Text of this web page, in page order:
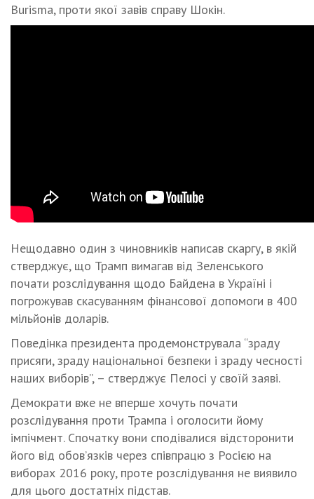
Burisma, проти якої завів справу Шокін.
Нещодавно один з чиновників написав скаргу, в якій
стверджує, що Трамп вимагав від Зеленського
почати розслідування щодо Байдена в Україні і
погрожував скасуванням фінансової допомоги в 400
мільйонів доларів.
Поведінка президента продемонструвала “зраду
присяги, зраду національної безпеки і зраду чесності
наших виборів”, – стверджує Пелосі у своїй заяві.
Демократи вже не вперше хочуть почати
розслідування проти Трампа і оголосити йому
імпічмент. Спочатку вони сподівалися відсторонити
його від обов’язків через співпрацю з Росією на
виборах 2016 року, проте розслідування не виявило
для цього достатніх підстав.